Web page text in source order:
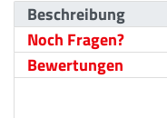
Beschreibung
Noch Fragen?
Bewertungen